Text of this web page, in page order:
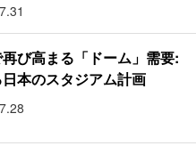
び高まる「ドーム」需要:
本のスタジアム計画